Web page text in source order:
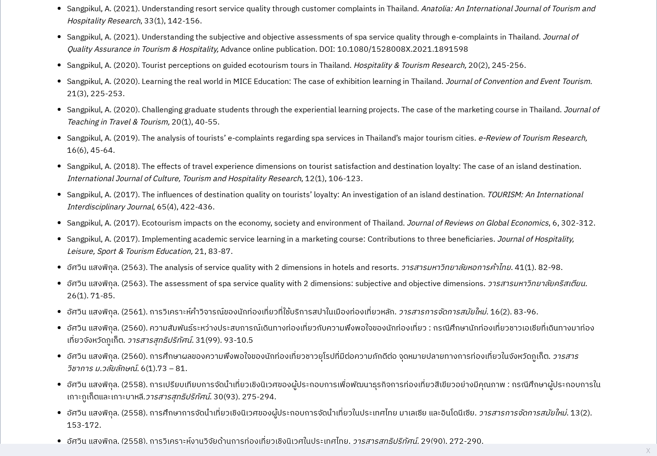
X
Sangpikul, A. (2021). Understanding resort service quality through customer complaints in Thailand.Anatolia: An International Journal of Tourism and
Hospitality Research, 33(1), 142-156.
Sangpikul, A. (2021). Understanding the subjective and objective assessments of spa service quality through e-complaints in Thailand. Journal of
Quality Assurance in Tourism & Hospitality,Advance online publication. DOI: 10.1080/1528008X.2021.1891598
Sangpikul, A. (2020). Tourist perceptions on guided ecotourism tours in Thailand. Hospitality & Tourism Research,20(2), 245-256.
Sangpikul, A. (2020). Learning the real world in MICE Education: The case of exhibition learning in Thailand. Journal of Convention and Event Tourism.
21(3), 225-253.
Sangpikul, A. (2020). Challenging graduate students through the experiential learning projects. The case of the marketing course in Thailand. Journal of
Teaching in Travel & Tourism,20(1), 40-55.
Sangpikul, A. (2019). The analysis of tourists’ e-complaints regarding spa services in Thailand’s major tourism cities. e-Review of Tourism Research,
16(6), 45-64.
Sangpikul, A. (2018). The effects of travel experience dimensions on tourist satisfaction and destination loyalty: The case of an island destination.
International Journal of Culture, Tourism and Hospitality Research, 12(1), 106-123.
Sangpikul, A. (2017). The influences of destination quality on tourists’ loyalty: An investigation of an island destination. TOURISM: An International
Interdisciplinary Journal, 65(4), 422-436.
Sangpikul, A. (2017). Ecotourism impacts on the economy, society and environment of Thailand. Journal of Reviews on Global Economics, 6, 302-312.
Sangpikul, A. (2017). Implementing academic service learning in a marketing course: Contributions to three beneficiaries. Journal of Hospitality,
Leisure, Sport & Tourism Education,21, 83-87.
อัศวิน แสงพิกุล. (2563). The analysis of service quality with 2 dimensions in hotels and resorts. วารสารมหาวิทยาลัยหอการค้าไทย. 41(1). 82-98.
อัศวิน แสงพิกุล. (2563). The assessment of spa service quality with 2 dimensions: subjective and objective dimensions. วารสารมหาวิทยาลัยคริสเตียน.
26(1). 71-85.
อัศวิน แสงพิกุล. (2561). การวิเคราะห์คำวิจารณ์ของนักท่องเที่ยวที่ใช้บริการสปาในเมืองท่องเที่ยวหลัก. วารสารการจัดการสมัยใหม่. 16(2). 83-96.
อัศวิน แสงพิกุล. (2560). ความสัมพันธ์ระหว่างประสบการณ์เดินทางท่องเที่ยวกับความพึงพอใจของนักท่องเที่ยว : กรณีศึกษานักท่องเที่ยวชาวเอเชียที่เดินทางมาท่อง
เที่ยวจังหวัดภูเก็ต. วารสารสุทธิปริทัศน์.31(99). 93-10.5
อัศวิน แสงพิกุล. (2560). การศึกษาผลของความพึงพอใจของนักท่องเที่ยวชาวยุโรปที่มีต่อความภักดีต่อ จุดหมายปลายทางการท่องเที่ยวในจังหวัดภูเก็ต. วารสาร
วิชาการ ม.วลัยลักษณ์.6(1).73 – 81.
อัศวิน แสงพิกุล. (2558). การเปรียบเทียบการจัดนำเที่ยวเชิงนิเวศของผู้ประกอบการเพื่อพัฒนาธุรกิจการท่องเที่ยวสีเขียวอย่างมีคุณภาพ : กรณีศึกษาผู้ประกอบการใน
เกาะภูเก็ตและเกาะบาหลี.วารสารสุทธิปริทัศน์. 30(93). 275-294.
อัศวิน แสงพิกุล. (2558). การศึกษาการจัดนำเที่ยวเชิงนิเวศของผู้ประกอบการจัดนำเที่ยวในประเทศไทย มาเลเซีย และอินโดนีเซีย. วารสารการจัดการสมัยใหม่. 13(2).
153-172.
อัศวิน แสงพิกุล, (2558). การวิเคราะห์งานวิจัยด้านการท่องเที่ยวเชิงนิเวศในประเทศไทย. วารสารสุทธิปริทัศน์.29(90), 272-290.